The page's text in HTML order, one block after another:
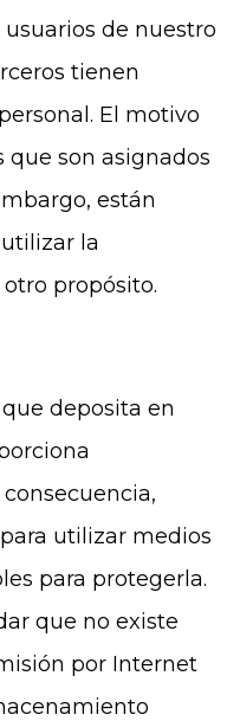
de nuestro
tienen
El motivo
que son asignados
están
la
propósito.
deposita en
utilizar medios
para protegerla.
que no existe
por Internet